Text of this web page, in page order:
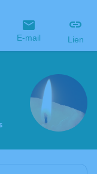
E-mail Lien